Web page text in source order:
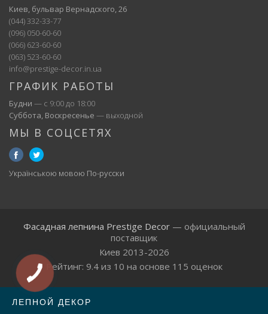
Киев, бульвар Вернадского, 26
(044) 332-33-77
(096) 050-60-60
(066) 623-60-60
(063) 523-60-60
info@prestige-decor.in.ua
ГРАФИК РАБОТЫ
Будни — с 9:00 до 18:00
Суббота, Воскресенье — выходной
МЫ В СОЦСЕТЯХ
Українською мовою По-русски
Фасадная лепнина Prestige Decor— официальный
поставщик
Киев 2013-2026
Рейтинг: 9.4из 10 на основе 115 оценок
ЛЕПНОЙ ДЕКОР